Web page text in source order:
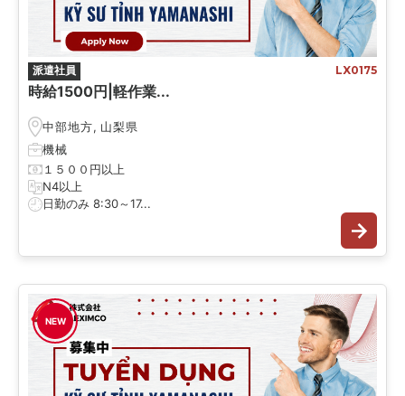
派遣社員 LX0175
時給1500円|軽作業...
中部地方, 山梨県
機械
１５００円以上
N4以上
日勤のみ 8:30～17...
NEW